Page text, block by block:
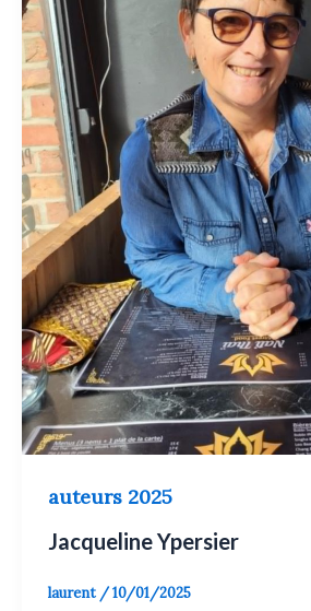
auteurs 2025
Jacqueline Ypersier
laurent /10/01/2025